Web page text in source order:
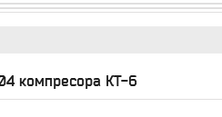
компресора КТ-6